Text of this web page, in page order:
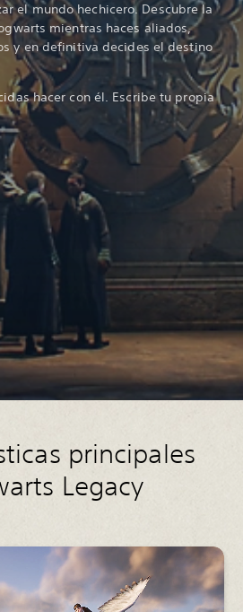
el mundo hechicero. Descubre la
mientras haces aliados,
y en definitiva decides el destino
hacer con él. Escribe tu propia
principales
Legacy